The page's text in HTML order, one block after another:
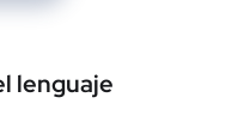
lenguaje